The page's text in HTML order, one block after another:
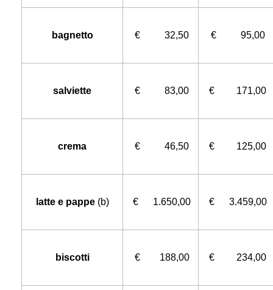
bagnetto € 32,50 € 95,00
salviette € 83,00 € 171,00
crema € 46,50 € 125,00
latte e pappe(b) € 1.650,00 € 3.459,00
biscotti € 188,00 € 234,00